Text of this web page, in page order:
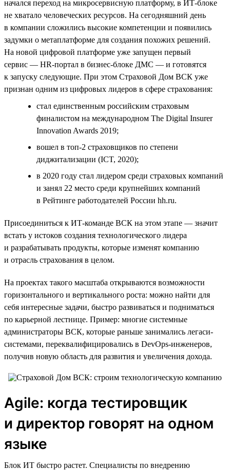
начался переход на микросервисную платформу, в ИТ-блоке
не хватало человеческих ресурсов. На сегодняшний день
в компании сложились высокие компетенции и появились
задумки о метаплатформе для создания похожих решений.
На новой цифровой платформе уже запущен первый
сервис — HR-портал в бизнес-блоке ДМС — и готовятся
к запуску следующие. При этом Страховой Дом ВСК уже
признан одним из цифровых лидеров в сфере страхования:
стал единственным российским страховым
финалистом на международном The Digital Insurer
Innovation Awards 2019;
вошел в топ-2 страховщиков по степени
диджитализации (ICT, 2020);
в 2020 году стал лидером среди страховых компаний
и занял 22 место среди крупнейших компаний
в Рейтинге работодателей России hh.ru.
Присоединиться к ИТ-команде ВСК на этом этапе — значит
встать у истоков создания технологического лидера
и разрабатывать продукты, которые изменят компанию
и отрасль страхования в целом.
На проектах такого масштаба открываются возможности
горизонтального и вертикального роста: можно найти для
себя интересные задачи, быстро развиваться и подниматься
по карьерной лестнице. Пример: многие системные
администраторы ВСК, которые раньше занимались легаси-
системами, переквалифицировались в DevOps-инженеров,
получив новую область для развития и увеличения дохода.
Agile: когда тестировщик
и директор говорят на одном
языке
Блок ИТ быстро растет. Специалисты по внедрению